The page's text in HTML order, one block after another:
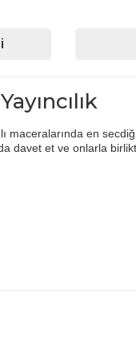
maceralarında en
davet et ve onlarla